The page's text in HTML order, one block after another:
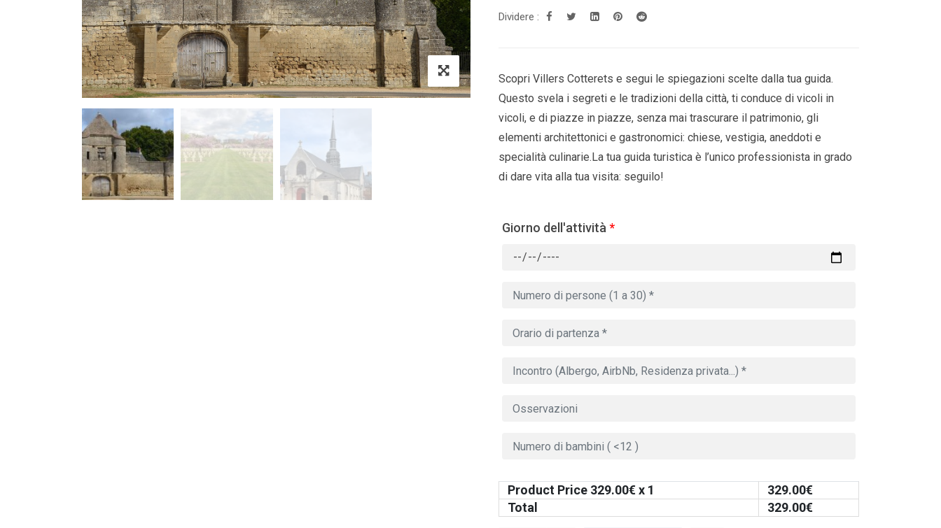
Dividere :
Scopri Villers Cotterets e segui le spiegazioni scelte dalla tua guida.
Questo svela i segreti e le tradizioni della città, ti conduce di vicoli in
vicoli, e di piazze in piazze, senza mai trascurare il patrimonio, gli
elementi architettonici e gastronomici: chiese, vestigia, aneddoti e
specialità culinarie.La tua guida turistica è l’unico professionista in grado
di dare vita alla tua visita: seguilo!
Giorno dell'attività *
Product Price 329.00€ x 1 329.00€
Total
329.00€